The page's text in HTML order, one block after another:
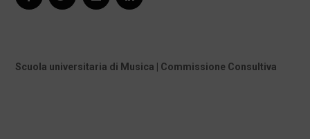
Scuola universitaria di Musica | Commissione Consultiva